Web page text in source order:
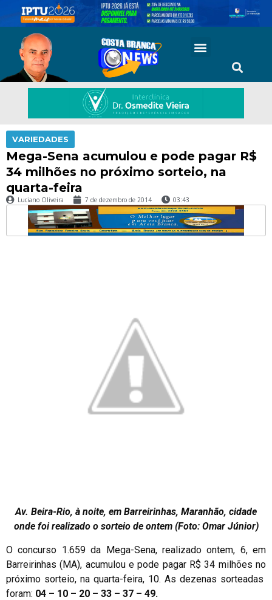
VARIEDADES
Mega-Sena acumulou e pode pagar R$
34 milhões no próximo sorteio, na
quarta-feira
Luciano Oliveira 7 de dezembro de 2014 03:43
Av. Beira-Rio, à noite, em Barreirinhas, Maranhão, cidade
onde foi realizado o sorteio de ontem (Foto: Omar Júnior)
O concurso 1.659 da Mega-Sena, realizado ontem, 6, em
Barreirinhas (MA), acumulou e pode pagar R$ 34 milhões no
próximo sorteio, na quarta-feira, 10. As dezenas sorteadas
foram: 04 – 10 – 20 – 33 – 37 – 49.